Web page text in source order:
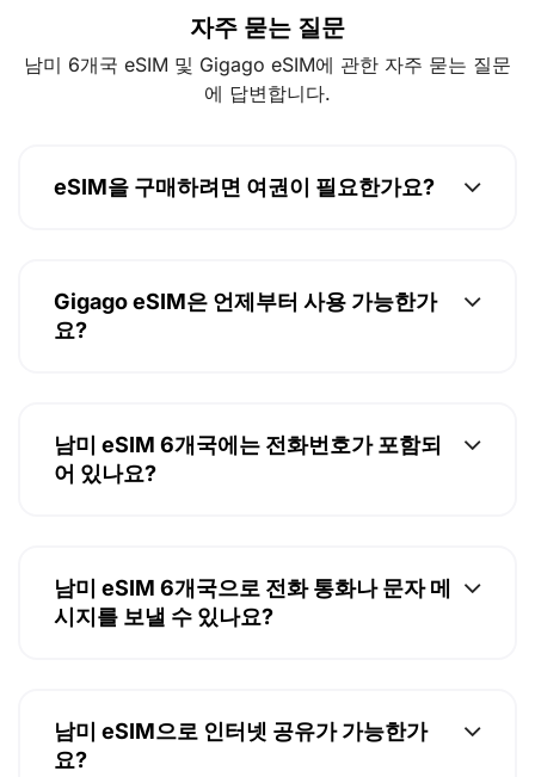
자주 묻는 질문
남미 6개국 eSIM 및 Gigago eSIM에 관한 자주 묻는 질문
에 답변합니다.
eSIM을 구매하려면 여권이 필요한가요?
Gigago eSIM은 언제부터 사용 가능한가
요?
남미 eSIM 6개국에는 전화번호가 포함되
어 있나요?
남미 eSIM 6개국으로 전화 통화나 문자 메
시지를 보낼 수 있나요?
남미 eSIM으로 인터넷 공유가 가능한가
요?